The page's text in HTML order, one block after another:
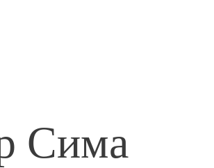
Сима